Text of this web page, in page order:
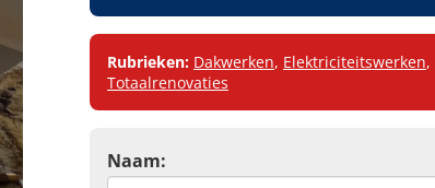
Rubrieken: Dakwerken, Elektriciteitswerken,
Totaalrenovaties
Naam: